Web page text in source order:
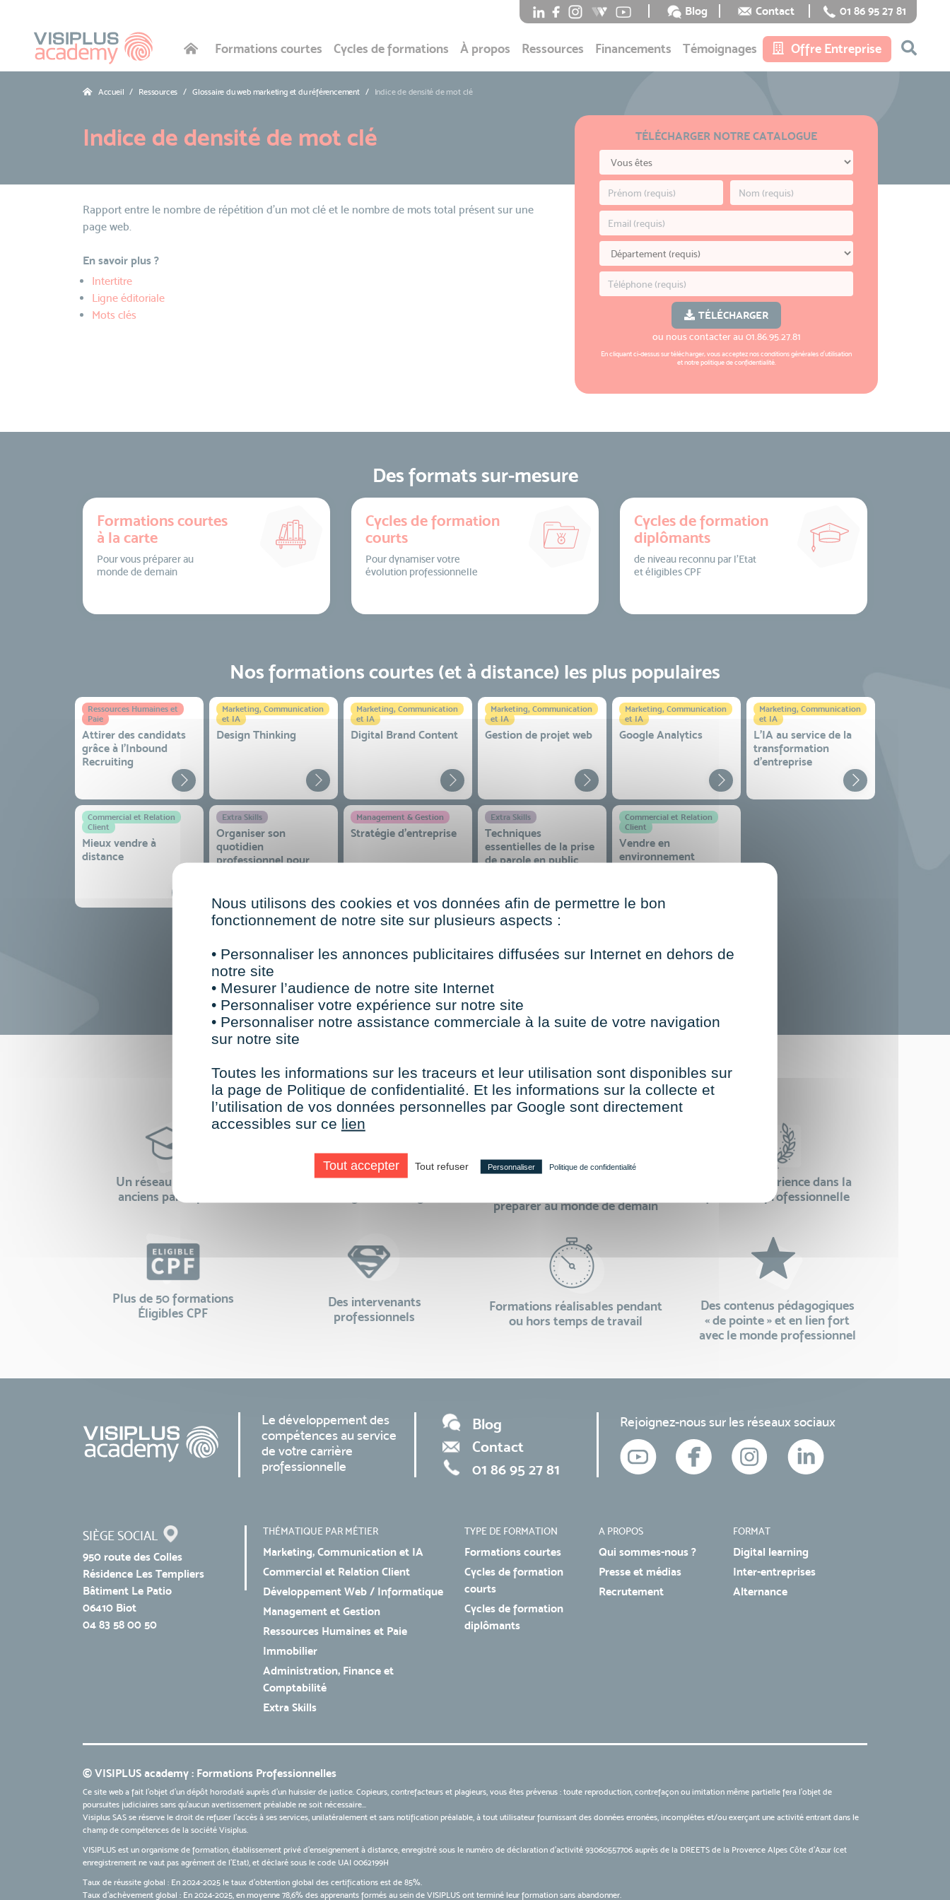
Blog Contact 01 86 95 27 81
Formations courtes Cycles de formations À propos Ressources Financements Témoignages Offre Entreprise
Accueil Ressources Glossaire du web marketing et du référencement Indice de densité de mot clé
Indice de densité de mot clé TÉLÉCHARGER NOTRE CATALOGUE
TÉLÉCHARGER
ou nous contacter au 01.86.95.27.81
En cliquant ci-dessus sur télécharger, vous acceptez nosconditions générales d'utilisation
et notrepolitique de confidentialité.
Rapport entre le nombre de répétition d'un mot clé et le nombre de mots total présent sur une
page web.
En savoir plus ?
Intertitre
Ligne éditoriale
Mots clés
Des formats sur-mesure
Formations courtes
à la carte
Pour vous préparer au
monde de demain
Cycles de formation
courts
Pour dynamiser votre
évolution professionnelle
Cycles de formation
diplômants
de niveau reconnu par l’Etat
et éligibles CPF
Nos formations courtes (et à distance) les plus populaires
Ressources Humaines et
Paie
Attirer des candidats
grâce à l’Inbound
Recruiting
Marketing, Communication
et IA
Design Thinking
Marketing, Communication
et IA
Digital Brand Content
Marketing, Communication
et IA
Gestion de projet web
Marketing, Communication
et IA
Google Analytics
Marketing, Communication
et IA
L'IA au service de la
transformation
d'entreprise
Commercial et Relation
Client
Mieux vendre à
distance
Extra Skills
Organiser son
quotidien
professionnel pour
Management & Gestion
Stratégie d’entreprise
Extra Skills
Techniques
essentielles de la prise
de parole en public
Commercial et Relation
Client
Vendre en
environnement
TOUTES NOS FORMATIONS COURTES
Faire le choix de VISIPLUS academy c’est
Un réseau de 22 000
anciens participants
100% des formations réalisables
préparer au monde de demain
24 ans d'expérience dans la
formation professionnelle
Plus de 50 formations
Éligibles CPF
Des intervenants
professionnels
Formations réalisables pendant
ou hors temps de travail
Des contenus pédagogiques
« de pointe » et en lien fort
avec le monde professionnel
Le développement des
compétences au service
de votre carrière
professionnelle
Blog
Contact
01 86 95 27 81
Rejoignez-nous sur les réseaux sociaux
SIÈGE SOCIAL
950 route des Colles
Résidence Les Templiers
Bâtiment Le Patio
06410 Biot
04 83 58 00 50
THÉMATIQUE PAR MÉTIER
Marketing, Communication et IA
Commercial et Relation Client
Développement Web / Informatique
Management et Gestion
Ressources Humaines et Paie
Immobilier
Administration, Finance et
Comptabilité
Extra Skills
TYPE DE FORMATION
Formations courtes
Cycles de formation
courts
Cycles de formation
diplômants
A PROPOS
Qui sommes-nous ?
Presse et médias
Recrutement
FORMAT
Digital learning
Inter-entreprises
Alternance
© VISIPLUS academy : Formations Professionnelles
Ce site web a fait l'objet d'un dépôt horodaté auprès d'un huissier de justice. Copieurs, contrefacteurs et plagieurs, vous êtes prévenus : toute reproduction, contrefaçon ou imitation même partielle fera l'objet de
poursuites judiciaires sans qu’aucun avertissement préalable ne soit nécessaire...
Visiplus SAS se réserve le droit de refuser l'accès à ses services, unilatéralement et sans notification préalable, à tout utilisateur fournissant des données erronées, incomplètes et/ou exerçant une activité entrant dans le
champ de compétences de la société Visiplus.
VISIPLUS est un organisme de formation, établissement privé d’enseignement à distance, enregistré sous le numéro de déclaration d’activité 93060557706 auprès de la DREETS de la Provence Alpes Côte d’Azur (cet
enregistrement ne vaut pas agrément de l’Etat), et déclaré sous le code UAI 0062199H
Taux de réussite global : En 2024-2025 le taux d'obtention global des certifications est de 85%.
Taux d’achèvement global : En 2024-2025, en moyenne 78,6% des apprenants formés au sein de VISIPLUS ont terminé leur formation sans abandonner.
Nous utilisons des cookies et vos données afin de permettre le bon
fonctionnement de notre site sur plusieurs aspects :
• Personnaliser les annonces publicitaires diffusées sur Internet en dehors de
notre site
• Mesurer l’audience de notre site Internet
• Personnaliser votre expérience sur notre site
• Personnaliser notre assistance commerciale à la suite de votre navigation
sur notre site
Toutes les informations sur les traceurs et leur utilisation sont disponibles sur
la page de Politique de confidentialité. Et les informations sur la collecte et
l’utilisation de vos données personnelles par Google sont directement
accessibles sur ce lien
Tout accepter Tout refuser Personnaliser Politique de confidentialité